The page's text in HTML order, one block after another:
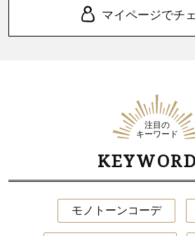
マイページでチ
注目の
キーワード
モノトーンコーデ